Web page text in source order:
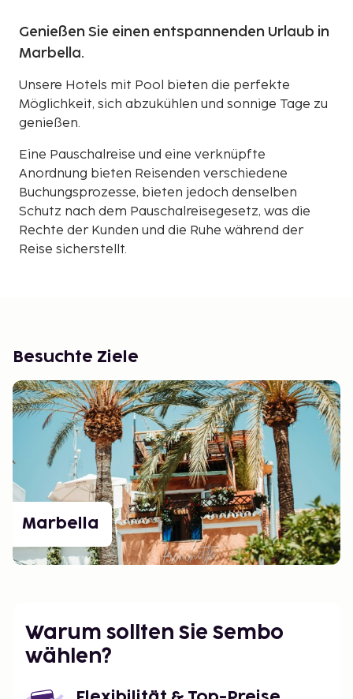
Genießen Sie einen entspannenden Urlaub in
Marbella.
Unsere Hotels mit Pool bieten die perfekte
Möglichkeit, sich abzukühlen und sonnige Tage zu
genießen.
Eine Pauschalreise und eine verknüpfte
Anordnung bieten Reisenden verschiedene
Buchungsprozesse, bieten jedoch denselben
Schutz nach dem Pauschalreisegesetz, was die
Rechte der Kunden und die Ruhe während der
Reise sicherstellt.
Besuchte Ziele
Marbella
Warum sollten Sie Sembo
wählen?